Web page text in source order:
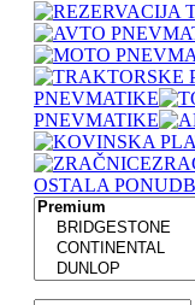
PNEVMATIKE
PNEVMATIKE
OSTALA